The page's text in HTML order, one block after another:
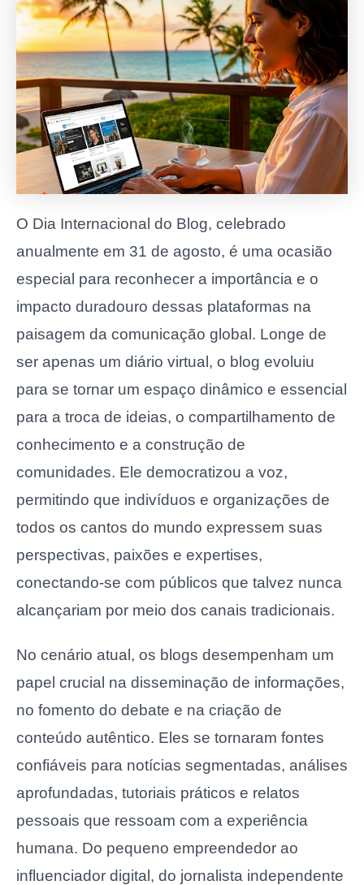
O Dia Internacional do Blog, celebrado
anualmente em 31 de agosto, é uma ocasião
especial para reconhecer a importância e o
impacto duradouro dessas plataformas na
paisagem da comunicação global. Longe de
ser apenas um diário virtual, o blog evoluiu
para se tornar um espaço dinâmico e essencial
para a troca de ideias, o compartilhamento de
conhecimento e a construção de
comunidades. Ele democratizou a voz,
permitindo que indivíduos e organizações de
todos os cantos do mundo expressem suas
perspectivas, paixões e expertises,
conectando-se com públicos que talvez nunca
alcançariam por meio dos canais tradicionais.
No cenário atual, os blogs desempenham um
papel crucial na disseminação de informações,
no fomento do debate e na criação de
conteúdo autêntico. Eles se tornaram fontes
confiáveis para notícias segmentadas, análises
aprofundadas, tutoriais práticos e relatos
pessoais que ressoam com a experiência
humana. Do pequeno empreendedor ao
influenciador digital, do jornalista independente